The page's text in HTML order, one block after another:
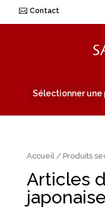
Contact
Sélectionner une
Accueil/ Produits
Articles
japonaise